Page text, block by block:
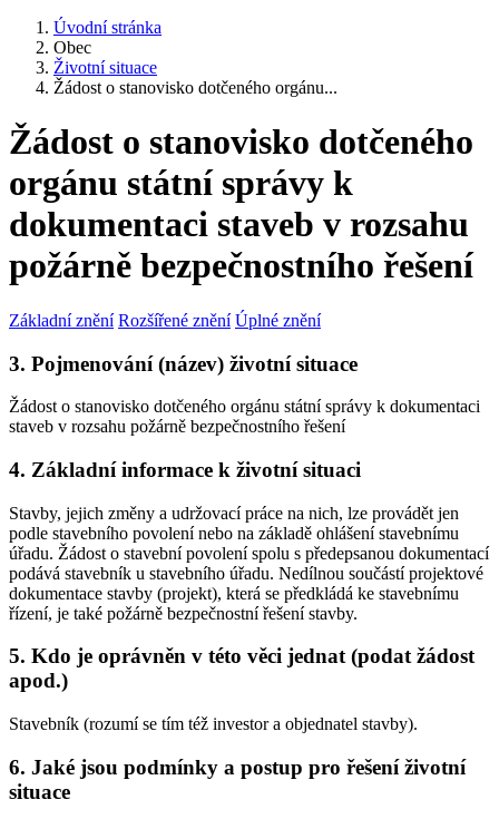
Úvodní stránka
Obec
Životní situace
Žádost o stanovisko dotčeného orgánu...
Žádost o stanovisko dotčeného
orgánu státní správy k
dokumentaci staveb v rozsahu
požárně bezpečnostního řešení
Základní znění Rozšířené znění Úplné znění
3. Pojmenování (název) životní situace
Žádost o stanovisko dotčeného orgánu státní správy k dokumentaci
staveb v rozsahu požárně bezpečnostního řešení
4. Základní informace k životní situaci
Stavby, jejich změny a udržovací práce na nich, lze provádět jen
podle stavebního povolení nebo na základě ohlášení stavebnímu
úřadu. Žádost o stavební povolení spolu s předepsanou dokumentací
podává stavebník u stavebního úřadu. Nedílnou součástí projektové
dokumentace stavby (projekt), která se předkládá ke stavebnímu
řízení, je také požárně bezpečnostní řešení stavby.
5. Kdo je oprávněn v této věci jednat (podat žádost
apod.)
Stavebník (rozumí se tím též investor a objednatel stavby).
6. Jaké jsou podmínky a postup pro řešení životní
situace